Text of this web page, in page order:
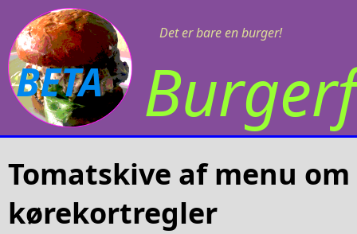
Det er bare en burger!
BETA
Tomatskive af menu om
kørekortregler